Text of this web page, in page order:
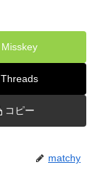
Misskey
Threads
コピー
matchy